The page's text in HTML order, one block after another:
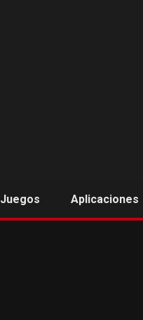
Juegos Aplicaciones